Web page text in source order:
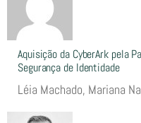
Aquisição da CyberArk pela
Segurança de Identidade
Léia Machado, Mariana